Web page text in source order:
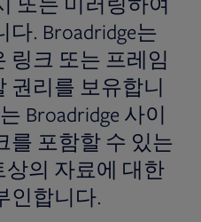
. Broadridge는
링크 또는 프레임
권리를 보유합니
Broadridge 사이
를 포함할 수 있는
의 자료에 대한
인합니다.